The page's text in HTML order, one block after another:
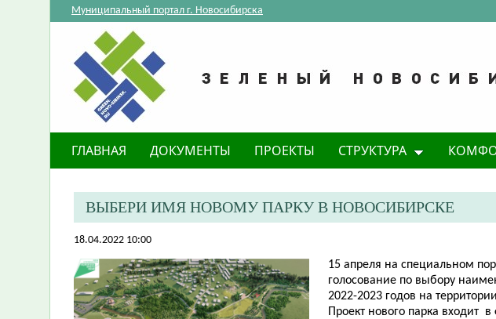
Муниципальный портал г. Новосибирска
ГЛАВНАЯ ДОКУМЕНТЫ ПРОЕКТЫ СТРУКТУРА
ВЫБЕРИ ИМЯ НОВОМУ ПАРКУ В НОВОСИБИРСКЕ
18.04.2022 10:00
15 апреля на специальном
голосование по выбору
2022-2023 годов на
Проект нового парка входит